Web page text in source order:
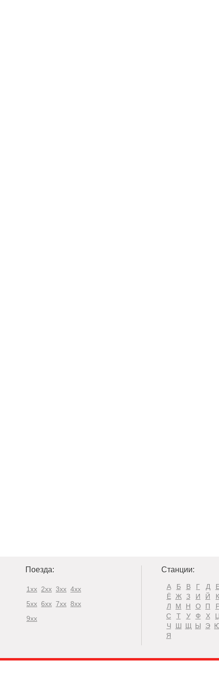
Поезда:
1xx 2xx 3xx 4xx
5xx 6xx 7xx 8xx
9xx
Станции:
А Б В Г Д
Ё
Ж З И Й
К
Л
М Н О П
С
Т У Ф Х
Ч
Ш Щ Ы Э
Я